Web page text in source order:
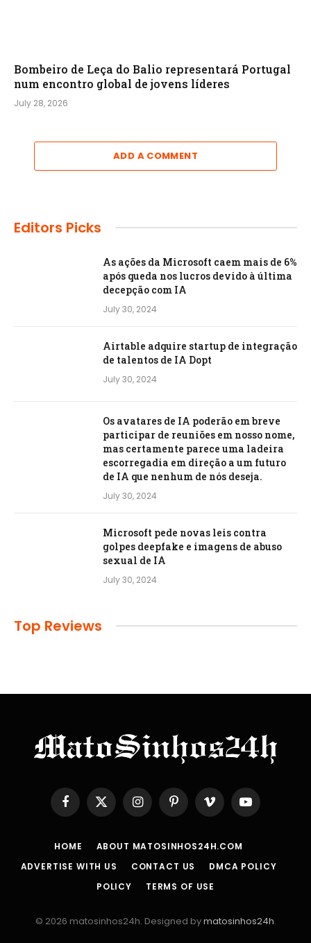
Bombeiro de Leça do Balio representará Portugal
num encontro global de jovens líderes
July 28, 2026
ADD A COMMENT
Editors Picks
As ações da Microsoft caem mais de 6%
após queda nos lucros devido à última
decepção com IA
July 30, 2024
Airtable adquire startup de integração
de talentos de IA Dopt
July 30, 2024
Os avatares de IA poderão em breve
participar de reuniões em nosso nome,
mas certamente parece uma ladeira
escorregadia em direção a um futuro
de IA que nenhum de nós deseja.
July 30, 2024
Microsoft pede novas leis contra
golpes deepfake e imagens de abuso
sexual de IA
July 30, 2024
Top Reviews
Facebook
X
(Twitter)
InstagramPinterestVimeo YouTube
HOME
ABOUT MATOSINHOS24H.COM
ADVERTISE WITH US
CONTACT US
DMCA POLICY
POLICY
TERMS OF USE
© 2026 matosinhos24h. Designed bymatosinhos24h.